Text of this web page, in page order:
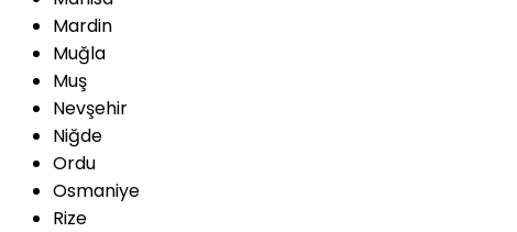
Mardin
Muğla
Muş
Nevşehir
Niğde
Ordu
Osmaniye
Rize